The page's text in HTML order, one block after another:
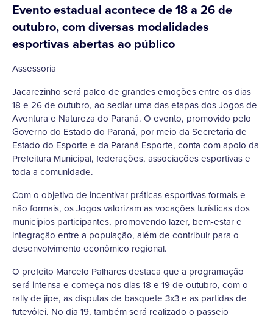
Evento estadual acontece de 18 a 26 de
outubro, com diversas modalidades
esportivas abertas ao público
Assessoria
Jacarezinho será palco de grandes emoções entre os dias
18 e 26 de outubro, ao sediar uma das etapas dos Jogos de
Aventura e Natureza do Paraná. O evento, promovido pelo
Governo do Estado do Paraná, por meio da Secretaria de
Estado do Esporte e da Paraná Esporte, conta com apoio da
Prefeitura Municipal, federações, associações esportivas e
toda a comunidade.
Com o objetivo de incentivar práticas esportivas formais e
não formais, os Jogos valorizam as vocações turísticas dos
municípios participantes, promovendo lazer, bem-estar e
integração entre a população, além de contribuir para o
desenvolvimento econômico regional.
O prefeito Marcelo Palhares destaca que a programação
será intensa e começa nos dias 18 e 19 de outubro, com o
rally de jipe, as disputas de basquete 3x3 e as partidas de
futevôlei. No dia 19, também será realizado o passeio